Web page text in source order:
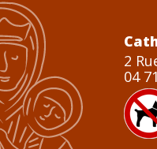
2
04